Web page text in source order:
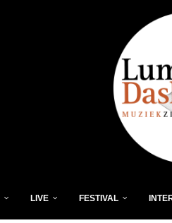
LIVE FESTIVAL